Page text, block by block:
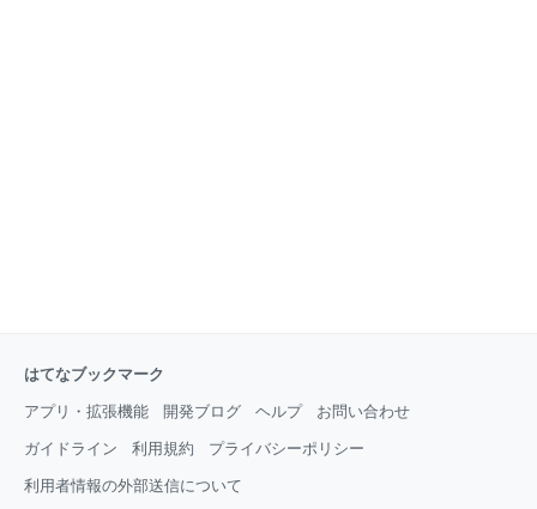
はてなブックマーク
アプリ・拡張機能 開発ブログ ヘルプ お問い合わせ
ガイドライン 利用規約 プライバシーポリシー
利用者情報の外部送信について